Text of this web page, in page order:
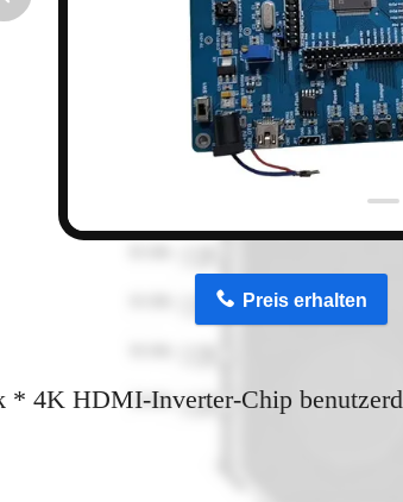
Preis erhalten
* 4K HDMI-Inverter-Chip